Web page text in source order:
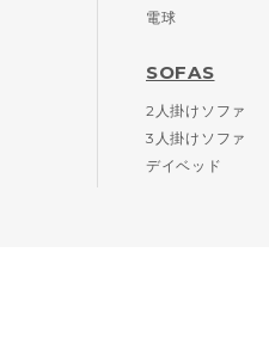
電球
SOFAS
2人掛けソファ
3人掛けソファ
デイベッド